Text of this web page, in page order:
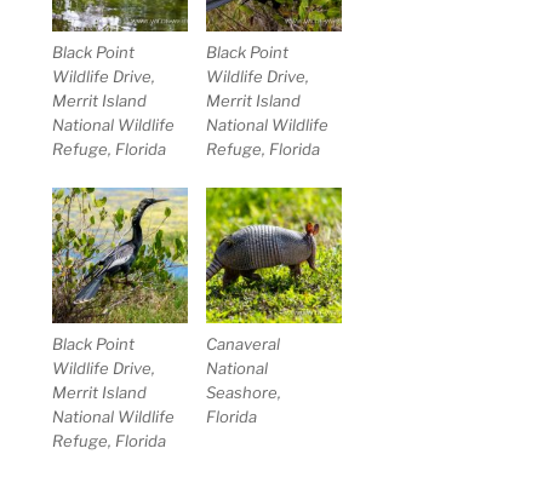
Black Point
Wildlife Drive,
Merrit Island
National Wildlife
Refuge, Florida
Black Point
Wildlife Drive,
Merrit Island
National Wildlife
Refuge, Florida
Black Point
Wildlife Drive,
Merrit Island
National Wildlife
Refuge, Florida
Canaveral
National
Seashore,
Florida